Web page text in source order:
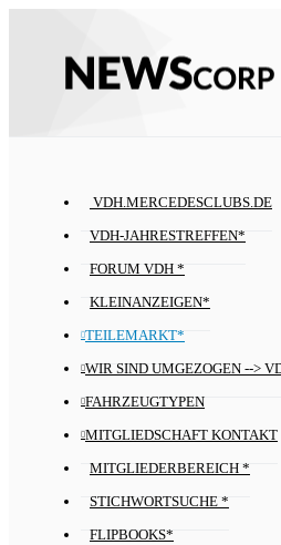
VDH.MERCEDESCLUBS.DE
VDH-JAHRESTREFFEN*
FORUM VDH *
KLEINANZEIGEN*
TEILEMARKT*
WIR SIND UMGEZOGEN -->
FAHRZEUGTYPEN
MITGLIEDSCHAFT KONTAKT
MITGLIEDERBEREICH *
STICHWORTSUCHE *
FLIPBOOKS*